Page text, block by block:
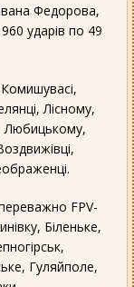
Федорова,
ударів по 49
Лісному,
Любицькому,
FPV-
Біленьке,
Гуляйполе,